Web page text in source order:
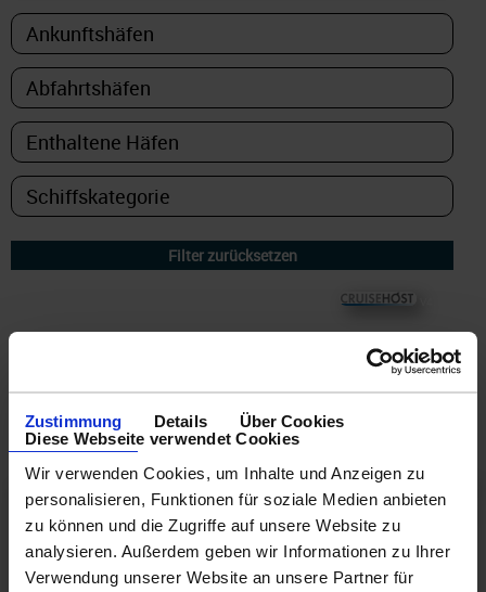
Zustimmung Details
Über Cookies
Diese Webseite verwendet Cookies
Wir verwenden Cookies, um Inhalte und Anzeigen zu
personalisieren, Funktionen für soziale Medien anbieten
zu können und die Zugriffe auf unsere Website zu
analysieren. Außerdem geben wir Informationen zu Ihrer
Verwendung unserer Website an unsere Partner für
7
Nächte
Abfahrt: 21.12.26
JK337907261228